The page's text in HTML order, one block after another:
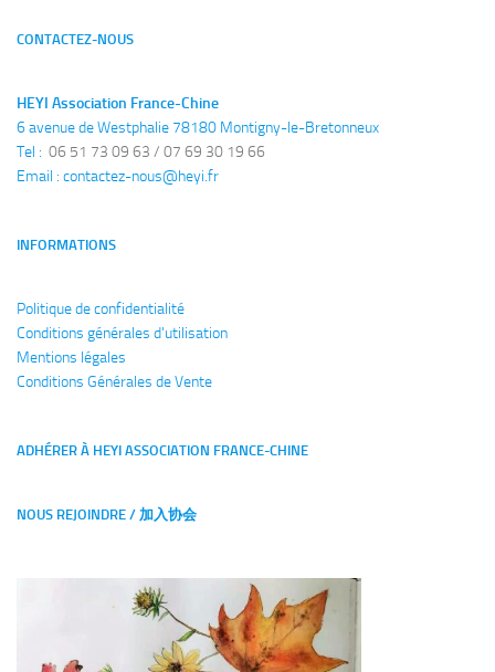
CONTACTEZ-NOUS
HEYI Association France-Chine
6 avenue de Westphalie 78180 Montigny-le-Bretonneux
Tel : 06 51 73 09 63 / 07 69 30 19 66
Email : contactez-nous@heyi.fr
INFORMATIONS
Politique de confidentialité
Conditions générales d'utilisation
Mentions légales
Conditions Générales de Vente
ADHÉRER À HEYI ASSOCIATION FRANCE-CHINE
NOUS REJOINDRE / 加入协会